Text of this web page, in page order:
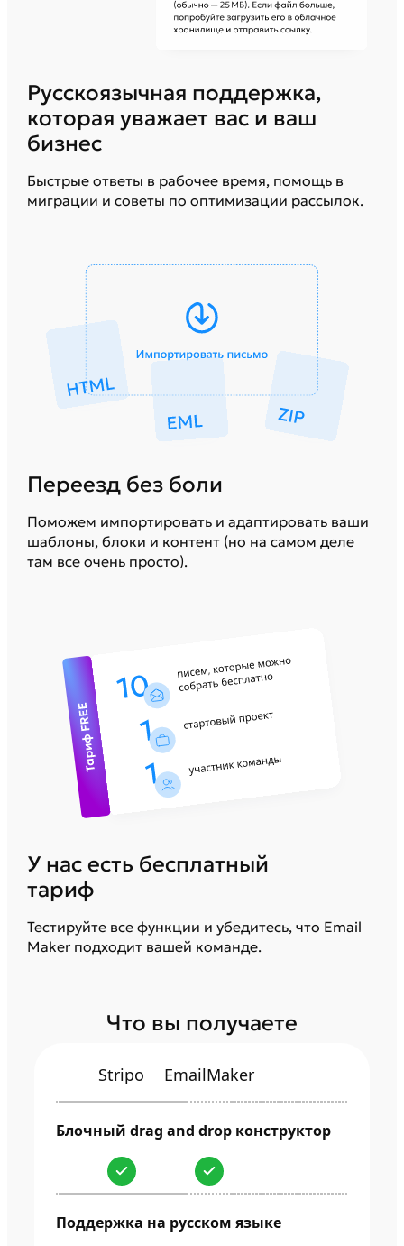
Русскоязычная поддержка,
которая уважает вас и ваш
бизнес
Быстрые ответы в рабочее время, помощь в
миграции и советы по оптимизации рассылок.
Переезд без боли
Поможем импортировать и адаптировать ваши
шаблоны, блоки и контент (но на самом деле
там все очень просто).
У нас есть бесплатный
тариф
Тестируйте все функции и убедитесь, что Email
Maker подходит вашей команде.
Что вы получаете
Stripo EmailMaker
Блочный drag and drop конструктор
Поддержка на русском языке